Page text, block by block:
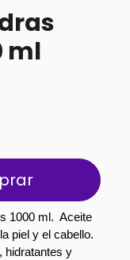
ml
1000 ml. Aceite
piel y el cabello.
hidratantes y